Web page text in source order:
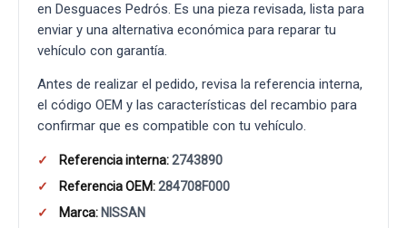
en Desguaces Pedrós. Es una pieza revisada, lista para
enviar y una alternativa económica para reparar tu
vehículo con garantía.
Antes de realizar el pedido, revisa la referencia interna,
el código OEM y las características del recambio para
confirmar que es compatible con tu vehículo.
Referencia interna:2743890
Referencia OEM:284708F000
Marca: NISSAN